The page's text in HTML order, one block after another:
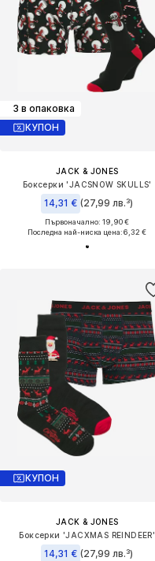
3 в опаковка
КУПОН
JACK & JONES
Боксерки 'JACSNOW SKULLS'
14,31 € (27,99 лв.³)
Първоначално: 19,90 €
Последна най-ниска цена:6,32 €
КУПОН
JACK & JONES
Боксерки 'JACXMAS REINDEER'
14,31 € (27,99 лв.³)